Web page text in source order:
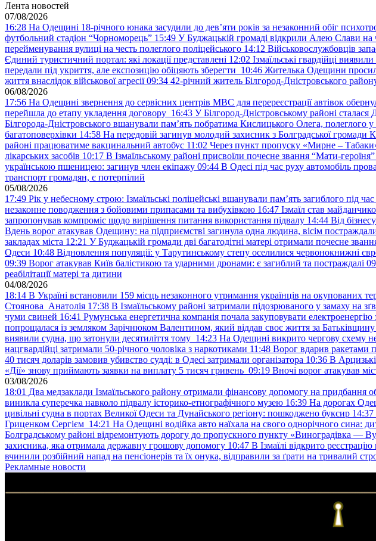
Лента новостей
07/08/2026
16:28 На Одещині 18-річного юнака засудили до дев’яти років за незаконний обіг
футбольний стадіон “Чорноморець” 15:49 У Буджацькій громаді відкрили Алею Слави на
перейменування вулиці на честь полеглого поліцейського 14:12 Військовослужбовців
Єдиний туристичний портал: які локації представлені 12:02 Ізмаїльські гвардійці
передали під укриття, але експозицію обіцяють зберегти 10:46 Жителька Одещини
життя внаслідок військової агресії 09:34 42-річний житель Білгород-Дністровського
06/08/2026
17:56 На Одещині звернення до сервісних центрів МВС для перереєстрації автівок
перейшла до етапу укладення договору 16:43 У Білгород-Дністровському районі
Білгорода-Дністровського вшанували пам’ять побратима Кислицького Олега, полеглого у
багатоповерхівки 14:58 На передовій загинув молодий захисник з Болградської
районі працюватиме вакцинальний автобус 11:02 Через пункт пропуску «Мирне –
лікарських засобів 10:17 В Ізмаїльському районі присвоїли почесне звання “Мати-
українською пшеницею: загинув член екіпажу 09:44 В Одесі під час руху автомобіль
транспорт громадян, є потерпілий
05/08/2026
17:49 Рік у небесному строю: Ізмаїльські поліцейські вшанували пам’ять загиблого під
незаконне поводження з бойовими припасами та вибухівкою 16:47 Ізмаїл став
запропонував компроміс щодо вирішення питання використання підвалу 14:44 Від
Вдень ворог атакував Одещину: на підприємстві загинула одна людина, вісім
закладах міста 12:21 У Буджацькій громади дві багатодітні матері отримали почесне
Одеси 10:48 Відновлення популяції: у Тарутинському степу оселилися червонокнижні
09:39 Ворог атакував Київ балістикою та ударними дронами: є загиблий та постраждалі
реабілітації матері та дитини
04/08/2026
18:14 В Україні встановили 159 місць незаконного утримання українців на окупованих
Стоянова Анатолія 17:38 В Ізмаїльському районі затримали підозрюваного у замаху на
чуми свиней 16:41 Румунська енергетична компанія почала закуповувати
попрощалася із земляком Зарічнюком Валентином, який віддав своє життя за Батьківщину
виявили судна, що затонули десятиліття тому 14:23 На Одещині викрито чергову схему
нацгвардійці затримали 50-річного чоловіка з наркотиками 11:48 Ворог вдарив ракетами
40 тисяч доларів замовив убивство судді: в Одесі затримали організатора 10:36 В
«Дії» знову приймають заявки на виплату 5 тисяч гривень 09:19 Вночі ворог атакував
03/08/2026
18:01 Два медзаклади Ізмаїльського району отримали фінансову допомогу на придбання
виникла суперечка навколо підвалу історико-етнографічного музею 16:39 На дорогах
цивільні судна в портах Великої Одеси та Дунайського регіону: пошкоджено буксир 14:37
Гриценком Сергієм 14:21 На Одещині водійка авто наїхала на свого однорічного сина:
Болградському районі відремонтують дорогу до пропускного пункту «Виноградівка —
захисника, яка отримала державну грошову допомогу 10:47 В Ізмаїлі відкрито
вчинили розбійний напад на пенсіонерів та їх онука, відправили за ґрати на тривалий
Рекламные новости